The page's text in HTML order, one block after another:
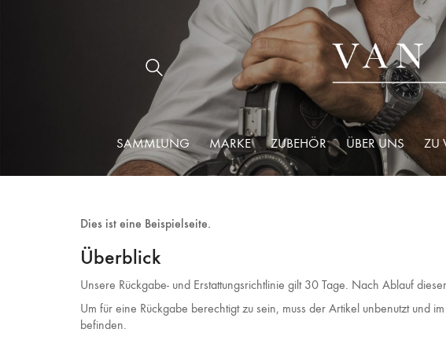
SAMMLUNG MARKE ZUBEHÖR ÜBER UNS ZU
Dies ist eine Beispielseite.
Überblick
Unsere Rückgabe- und Erstattungsrichtlinie gilt 30 Tage. Nach Ablauf
Um für eine Rückgabe berechtigt zu sein, muss der Artikel unbenutzt und
befinden.